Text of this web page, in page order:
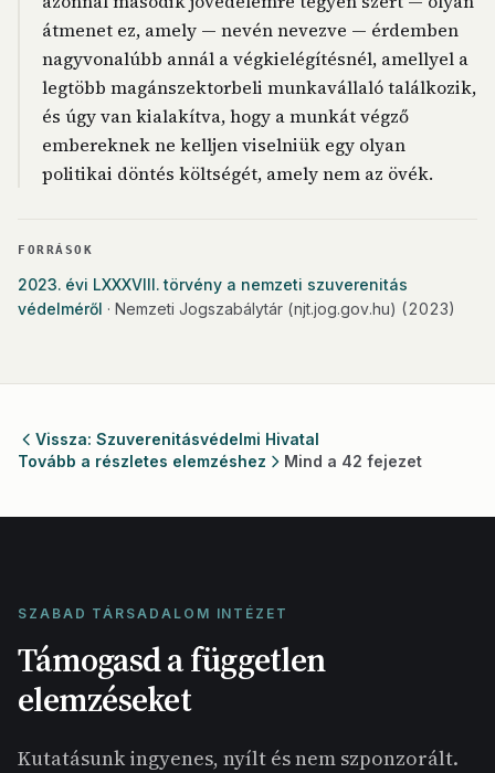
átmenet ez, amely — nevén nevezve — érdemben
nagyvonalúbb annál a végkielégítésnél, amellyel a
legtöbb magánszektorbeli munkavállaló találkozik,
és úgy van kialakítva, hogy a munkát végző
embereknek ne kelljen viselniük egy olyan
politikai döntés költségét, amely nem az övék.
FORRÁSOK
2023. évi LXXXVIII. törvény a nemzeti szuverenitás
védelméről · Nemzeti Jogszabálytár (njt.jog.gov.hu) (2023)
Vissza: Szuverenitásvédelmi Hivatal
Tovább a részletes elemzéshez
Mind a 42 fejezet
SZABAD TÁRSADALOM INTÉZET
Támogasd a független
elemzéseket
Kutatásunk ingyenes, nyílt és nem szponzorált.